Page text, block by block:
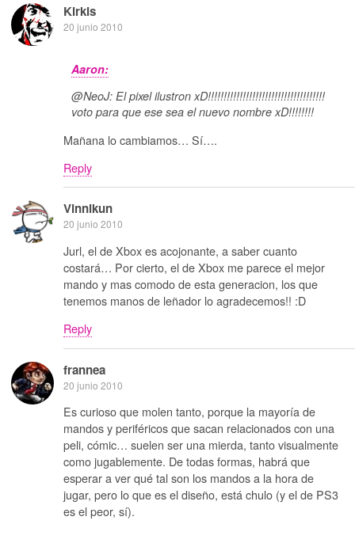
Kirkis
20 junio 2010
Aaron:
@NeoJ: El pixel ilustron xD!!!!!!!!!!!!!!!!!!!!!!!!!!!!!!!!!!!!!
voto para que ese sea el nuevo nombre xD!!!!!!!!
Mañana lo cambiamos… Sí….
Reply
Vinnikun
20 junio 2010
Jurl, el de Xbox es acojonante, a saber cuanto
costará… Por cierto, el de Xbox me parece el mejor
mando y mas comodo de esta generacion, los que
tenemos manos de leñador lo agradecemos!! :D
Reply
frannea
20 junio 2010
Es curioso que molen tanto, porque la mayoría de
mandos y periféricos que sacan relacionados con una
peli, cómic… suelen ser una mierda, tanto visualmente
como jugablemente. De todas formas, habrá que
esperar a ver qué tal son los mandos a la hora de
jugar, pero lo que es el diseño, está chulo (y el de PS3
es el peor, sí).